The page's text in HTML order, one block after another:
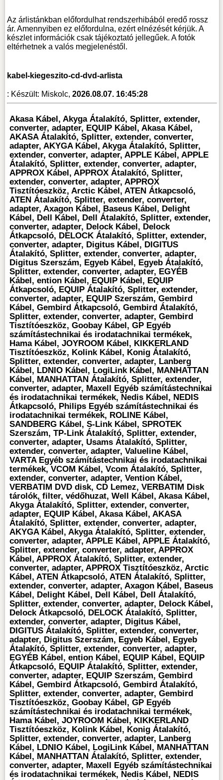
Az árlistánkban előfordulhat rendszerhibából eredő rossz
ár. Amennyiben ez előfordulna, ezért elnézését kérjük. A
készlet információk csak tájékoztató jellegűek. A fotók
eltérhetnek a valós megjelenéstől.
kabel-kiegeszito-cd-dvd-arlista
: Készült: Miskolc,2026.08.07. 16:45:28
Akasa Kábel, Akyga Átalakító, Splitter, extender,
converter, adapter, EQUIP Kábel, Akasa Kábel,
AKASA Átalakító, Splitter, extender, converter,
adapter, AKYGA Kábel, Akyga Átalakító, Splitter,
extender, converter, adapter, APPLE Kábel, APPLE
Átalakító, Splitter, extender, converter, adapter,
APPROX Kábel, APPROX Átalakító, Splitter,
extender, converter, adapter, APPROX
Tisztítóeszköz, Arctic Kábel, ATEN Átkapcsoló,
ATEN Átalakító, Splitter, extender, converter,
adapter, Axagon Kábel, Baseus Kábel, Delight
Kábel, Dell Kábel, Dell Átalakító, Splitter, extender,
converter, adapter, Delock Kábel, Delock
Átkapcsoló, DELOCK Átalakító, Splitter, extender,
converter, adapter, Digitus Kábel, DIGITUS
Átalakító, Splitter, extender, converter, adapter,
Digitus Szerszám, Egyeb Kábel, Egyeb Átalakító,
Splitter, extender, converter, adapter, EGYÉB
Kábel, ention Kábel, EQUIP Kábel, EQUIP
Átkapcsoló, EQUIP Átalakító, Splitter, extender,
converter, adapter, EQUIP Szerszám, Gembird
Kábel, Gembird Átkapcsoló, Gembird Átalakító,
Splitter, extender, converter, adapter, Gembird
Tisztítóeszköz, Goobay Kábel, GP Egyéb
számítástechnikai és irodatachnikai termékek,
Hama Kábel, JOYROOM Kábel, KIKKERLAND
Tisztítóeszköz, Kolink Kábel, Konig Átalakító,
Splitter, extender, converter, adapter, Lanberg
Kábel, LDNIO Kábel, LogiLink Kábel, MANHATTAN
Kábel, MANHATTAN Átalakító, Splitter, extender,
converter, adapter, Maxell Egyéb számítástechnikai
és irodatachnikai termékek, Nedis Kábel, NEDIS
Átkapcsoló, Philips Egyéb számítástechnikai és
irodatachnikai termékek, ROLINE Kábel,
SANDBERG Kábel, S-Link Kábel, SPROTEK
Szerszám, TP-Link Átalakító, Splitter, extender,
converter, adapter, Usams Átalakító, Splitter,
extender, converter, adapter, Valueline Kábel,
VARTA Egyéb számítástechnikai és irodatachnikai
termékek, VCOM Kábel, Vcom Átalakító, Splitter,
extender, converter, adapter, Vention Kábel,
VERBATIM DVD disk, CD Lemez, VERBATIM Disk
tárolók, filter, védőhuzat, Well Kábel, Akasa Kábel,
Akyga Átalakító, Splitter, extender, converter,
adapter, EQUIP Kábel, Akasa Kábel, AKASA
Átalakító, Splitter, extender, converter, adapter,
AKYGA Kábel, Akyga Átalakító, Splitter, extender,
converter, adapter, APPLE Kábel, APPLE Átalakító,
Splitter, extender, converter, adapter, APPROX
Kábel, APPROX Átalakító, Splitter, extender,
converter, adapter, APPROX Tisztítóeszköz, Arctic
Kábel, ATEN Átkapcsoló, ATEN Átalakító, Splitter,
extender, converter, adapter, Axagon Kábel, Baseus
Kábel, Delight Kábel, Dell Kábel, Dell Átalakító,
Splitter, extender, converter, adapter, Delock Kábel,
Delock Átkapcsoló, DELOCK Átalakító, Splitter,
extender, converter, adapter, Digitus Kábel,
DIGITUS Átalakító, Splitter, extender, converter,
adapter, Digitus Szerszám, Egyeb Kábel, Egyeb
Átalakító, Splitter, extender, converter, adapter,
EGYÉB Kábel, ention Kábel, EQUIP Kábel, EQUIP
Átkapcsoló, EQUIP Átalakító, Splitter, extender,
converter, adapter, EQUIP Szerszám, Gembird
Kábel, Gembird Átkapcsoló, Gembird Átalakító,
Splitter, extender, converter, adapter, Gembird
Tisztítóeszköz, Goobay Kábel, GP Egyéb
számítástechnikai és irodatachnikai termékek,
Hama Kábel, JOYROOM Kábel, KIKKERLAND
Tisztítóeszköz, Kolink Kábel, Konig Átalakító,
Splitter, extender, converter, adapter, Lanberg
Kábel, LDNIO Kábel, LogiLink Kábel, MANHATTAN
Kábel, MANHATTAN Átalakító, Splitter, extender,
converter, adapter, Maxell Egyéb számítástechnikai
és irodatachnikai termékek, Nedis Kábel, NEDIS